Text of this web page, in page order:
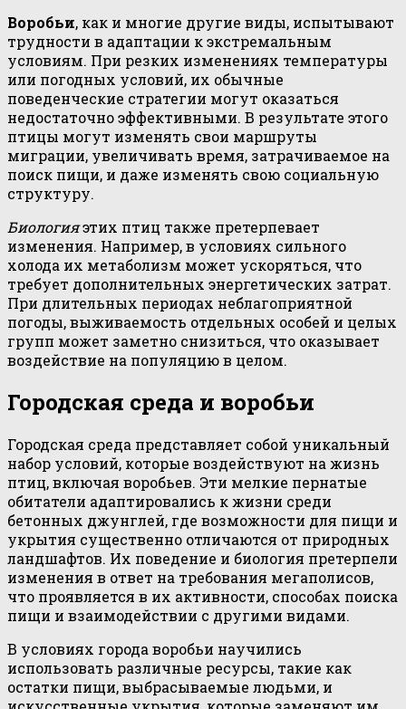
Воробьи, как и многие другие виды, испытывают
трудности в адаптации к экстремальным
условиям. При резких изменениях температуры
или погодных условий, их обычные
поведенческие стратегии могут оказаться
недостаточно эффективными. В результате этого
птицы могут изменять свои маршруты
миграции, увеличивать время, затрачиваемое на
поиск пищи, и даже изменять свою социальную
структуру.
Биологияэтих птиц также претерпевает
изменения. Например, в условиях сильного
холода их метаболизм может ускоряться, что
требует дополнительных энергетических затрат.
При длительных периодах неблагоприятной
погоды, выживаемость отдельных особей и целых
групп может заметно снизиться, что оказывает
воздействие на популяцию в целом.
Городская среда и воробьи
Городская среда представляет собой уникальный
набор условий, которые воздействуют на жизнь
птиц, включая воробьев. Эти мелкие пернатые
обитатели адаптировались к жизни среди
бетонных джунглей, где возможности для пищи и
укрытия существенно отличаются от природных
ландшафтов. Их поведение и биология претерпели
изменения в ответ на требования мегаполисов,
что проявляется в их активности, способах поиска
пищи и взаимодействии с другими видами.
В условиях города воробьи научились
использовать различные ресурсы, такие как
остатки пищи, выбрасываемые людьми, и